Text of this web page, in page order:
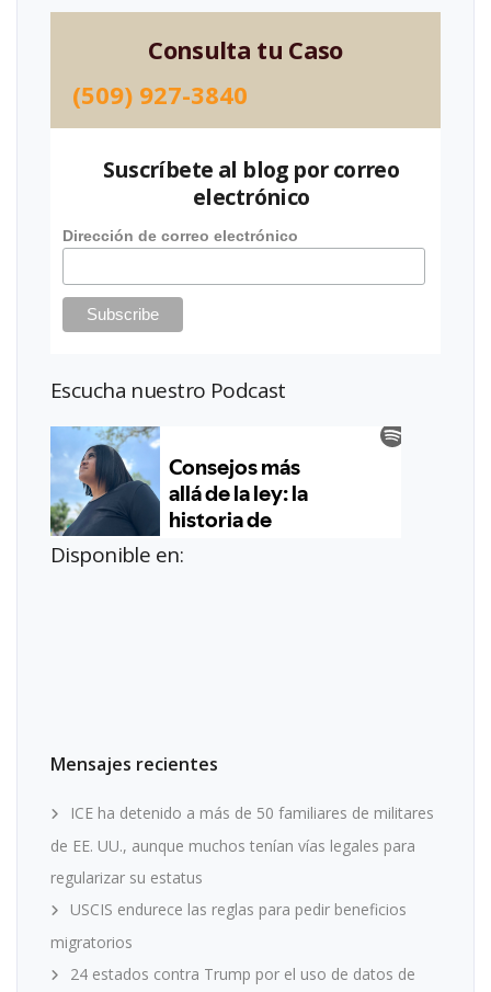
Consulta tu Caso
(509) 927-3840
Suscríbete al blog por correo
electrónico
Dirección de correo electrónico
Escucha nuestro Podcast
Disponible en:
Mensajes recientes
ICE ha detenido a más de 50 familiares de militares
de EE. UU., aunque muchos tenían vías legales para
regularizar su estatus
USCIS endurece las reglas para pedir beneficios
migratorios
24 estados contra Trump por el uso de datos de